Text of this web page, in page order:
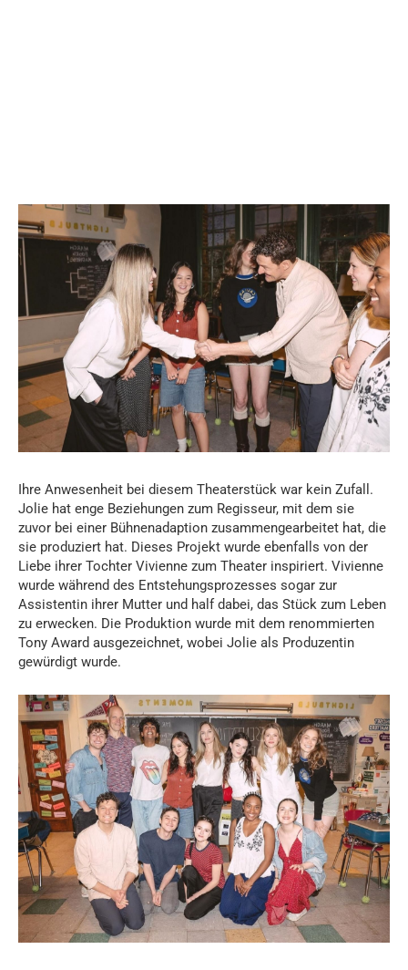
Ihre Anwesenheit bei diesem Theaterstück war kein Zufall.
Jolie hat enge Beziehungen zum Regisseur, mit dem sie
zuvor bei einer Bühnenadaption zusammengearbeitet hat, die
sie produziert hat. Dieses Projekt wurde ebenfalls von der
Liebe ihrer Tochter Vivienne zum Theater inspiriert. Vivienne
wurde während des Entstehungsprozesses sogar zur
Assistentin ihrer Mutter und half dabei, das Stück zum Leben
zu erwecken. Die Produktion wurde mit dem renommierten
Tony Award ausgezeichnet, wobei Jolie als Produzentin
gewürdigt wurde.